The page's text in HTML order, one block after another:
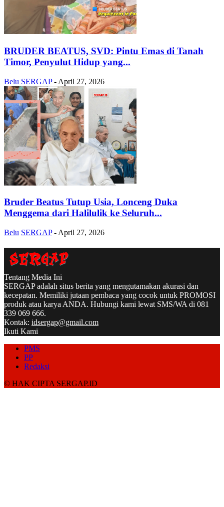
BRUDER BEATUS, SVD: Pintu Emas di Tanah
Timor, Penyulut Hidup yang...
Belu SERGAP - April 27, 2026
Bruder Beatus Tutup Usia, Lonceng Duka
Menggema dari Halilulik ke Seluruh...
Belu SERGAP - April 27, 2026
Tentang Media Ini
SERGAP adalah situs berita yang mengutamakan akurasi dan
kecepatan. Memiliki jutaan pembaca yang cocok untuk PROMOSI
produk atau karya ANDA. Hubungi kami lewat SMS/WA di 081
339 069 666.
Kontak: idsergap@gmail.com
Ikuti Kami
PMS
PP
Redaksi
© HAK CIPTA SERGAP.ID